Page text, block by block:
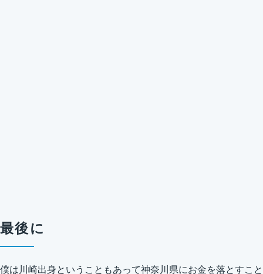
最後に
僕は川崎出身ということもあって神奈川県にお金を落とすこと